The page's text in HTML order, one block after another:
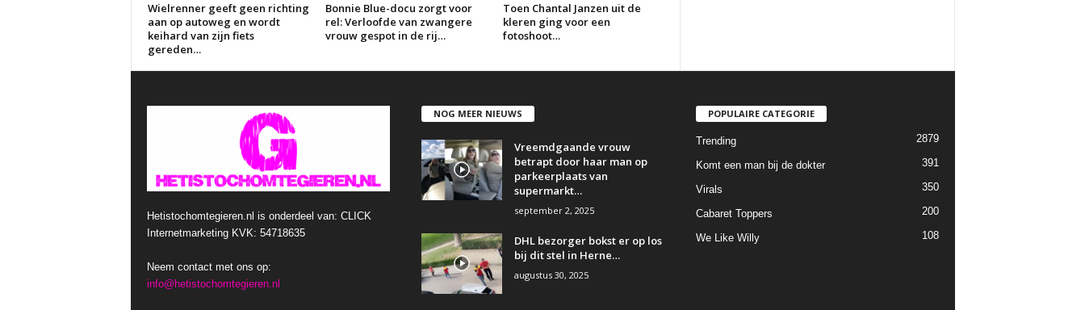
Wielrenner geeft geen richting
aan op autoweg en wordt
keihard van zijn fiets
gereden…
Bonnie Blue-docu zorgt voor
rel: Verloofde van zwangere
vrouw gespot in de rij…
Toen Chantal Janzen uit de
kleren ging voor een
fotoshoot…
Hetistochomtegieren.nl is onderdeel van: CLICK
Internetmarketing KVK: 54718635
Neem contact met ons op:
info@hetistochomtegieren.nl
NOG MEER NIEUWS
Vreemdgaande vrouw
betrapt door haar man op
parkeerplaats van
supermarkt…
september 2, 2025
DHL bezorger bokst er op los
bij dit stel in Herne…
augustus 30, 2025
POPULAIRE CATEGORIE
Trending 2879
Komt een man bij de dokter 391
Virals 350
Cabaret Toppers 200
We Like Willy 108